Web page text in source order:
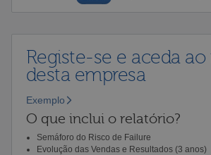
Registe-se e aceda
desta empresa
Exemplo
O que inclui o relatório?
Semáforo do Risco de Failure
Evolução das Vendas e Resultados (3 anos)